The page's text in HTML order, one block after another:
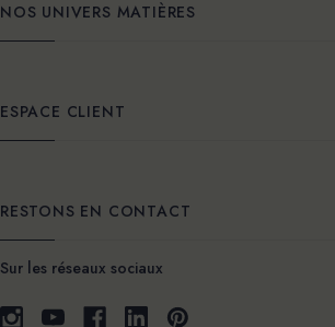
NOS UNIVERS MATIÈRES
ESPACE CLIENT
RESTONS EN CONTACT
Sur les réseaux sociaux